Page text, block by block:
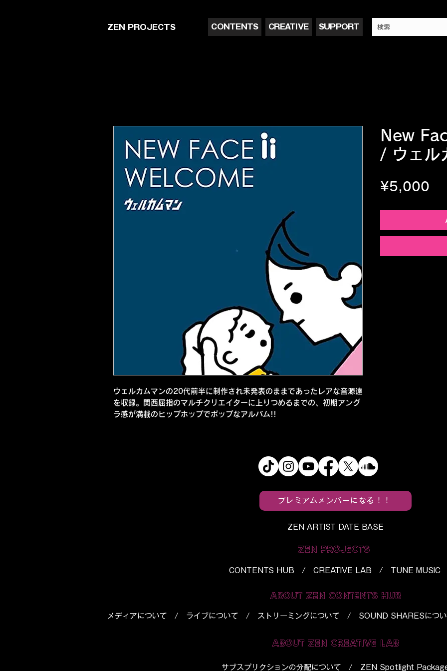
ZEN PROJECTS CONTENTS CREATIVE SUPPORT
ウェルカムマンの20代前半に制作され未発表のままであったレアな音源達
を収録。関西屈指のマルチクリエイターに上りつめるまでの、初期アング
ラ感が満載のヒップホップでポップなアルバム!!
New
/ ウェル
¥5,000
プレミアムメンバーになる！！
ZEN ARTIST DATE BASE
ZEN PROJECTS
CONTENTS HUB / CREATIVE LAB / TUNE MUSIC
ABOUT ZEN CONTENTS HUB
メディアについて / ライブについて / ストリーミングについて / SOUND SHARESにつ
ABOUT ZEN CREATIVE LAB
​サブスプリクションの分配について / ZEN Spotlight